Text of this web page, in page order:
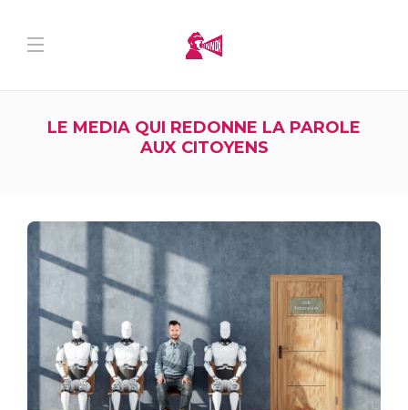
LE MEDIA QUI REDONNE LA PAROLE
AUX CITOYENS